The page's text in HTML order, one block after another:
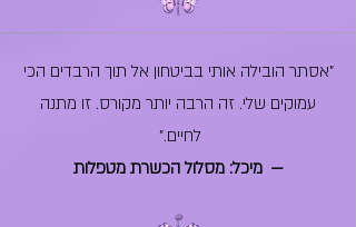
"אסתר הובילה אותי בביטחון אל תוך הרבדים הכי
עמוקים שלי. זה הרבה יותר מקורס. זו מתנה
לחיים."
— מיכל: מסלול הכשרת מטפלות